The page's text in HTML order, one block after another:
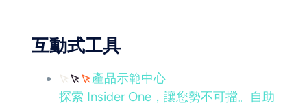
互動式工具
產品示範中心
探索 Insider One，讓您勢不可擋。自助